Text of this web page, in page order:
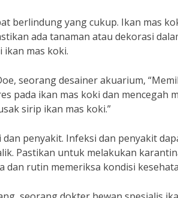
berlindung yang cukup. Ikan mas
ada tanaman atau dekorasi
mas koki.
seorang desainer akuarium,
pada ikan mas koki dan mencegah
sirip ikan mas koki.”
dan penyakit. Infeksi dan penyakit
Pastikan untuk melakukan
dan rutin memeriksa kondisi